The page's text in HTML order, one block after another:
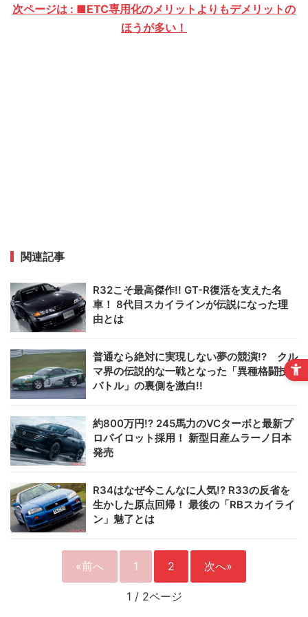
次ページは : ■ETC専用化のメリットよりもデメリットの
ほうが多い！
関連記事
R32こそ最高傑作!! GT-R復活を支えた名
車！ 8代目スカイラインが伝説になった理
由とは
普通なら絶対に実現しない夢の競演!? クル
マ界の伝説的な一戦となった「異種格闘技
バトル」の裏側を激白!!
約800万円!? 245馬力のVCターボと最新プ
ロパイロット採用！ 新型日産ムラーノ日本
発売
R34はなぜ今こんなに人気!? R33の反省を
生かした原点回帰！ 最後の「RBスカイライ
ン」魅了とは
«前へ 1 2 次へ»
1 / 2ページ